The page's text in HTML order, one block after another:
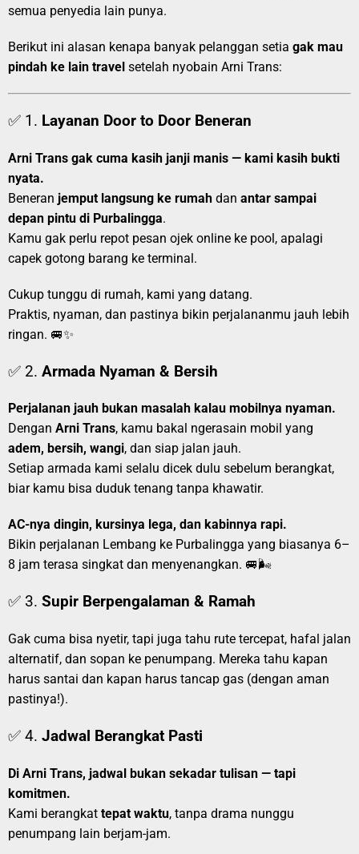
semua penyedia lain punya.
Berikut ini alasan kenapa banyak pelanggan setia gak mau
pindah ke lain travel setelah nyobain Arni Trans:
✅ 1. Layanan Door to Door Beneran
Arni Trans gak cuma kasih janji manis — kami kasih bukti
nyata.
Beneran jemput langsung ke rumah dan antar sampai
depan pintu di Purbalingga.
Kamu gak perlu repot pesan ojek online ke pool, apalagi
capek gotong barang ke terminal.
Cukup tunggu di rumah, kami yang datang.
Praktis, nyaman, dan pastinya bikin perjalananmu jauh lebih
ringan. 🚐✨
✅ 2. Armada Nyaman & Bersih
Perjalanan jauh bukan masalah kalau mobilnya nyaman.
Dengan Arni Trans, kamu bakal ngerasain mobil yang
adem, bersih, wangi, dan siap jalan jauh.
Setiap armada kami selalu dicek dulu sebelum berangkat,
biar kamu bisa duduk tenang tanpa khawatir.
AC-nya dingin, kursinya lega, dan kabinnya rapi.
Bikin perjalanan Lembang ke Purbalingga yang biasanya 6–
8 jam terasa singkat dan menyenangkan. 🚐🌬️
✅ 3. Supir Berpengalaman & Ramah
Gak cuma bisa nyetir, tapi juga tahu rute tercepat, hafal jalan
alternatif, dan sopan ke penumpang. Mereka tahu kapan
harus santai dan kapan harus tancap gas (dengan aman
pastinya!).
✅ 4. Jadwal Berangkat Pasti
Di Arni Trans, jadwal bukan sekadar tulisan — tapi
komitmen.
Kami berangkat tepat waktu, tanpa drama nunggu
penumpang lain berjam-jam.